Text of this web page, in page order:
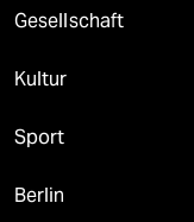
Gesellschaft
Kultur
Sport
Berlin